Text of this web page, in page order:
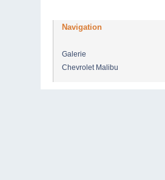
Navigation
Galerie
Chevrolet Malibu